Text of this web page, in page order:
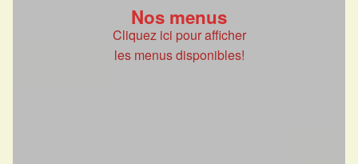
Nos menus
Cliquez ici pour afficher
les menus disponibles!